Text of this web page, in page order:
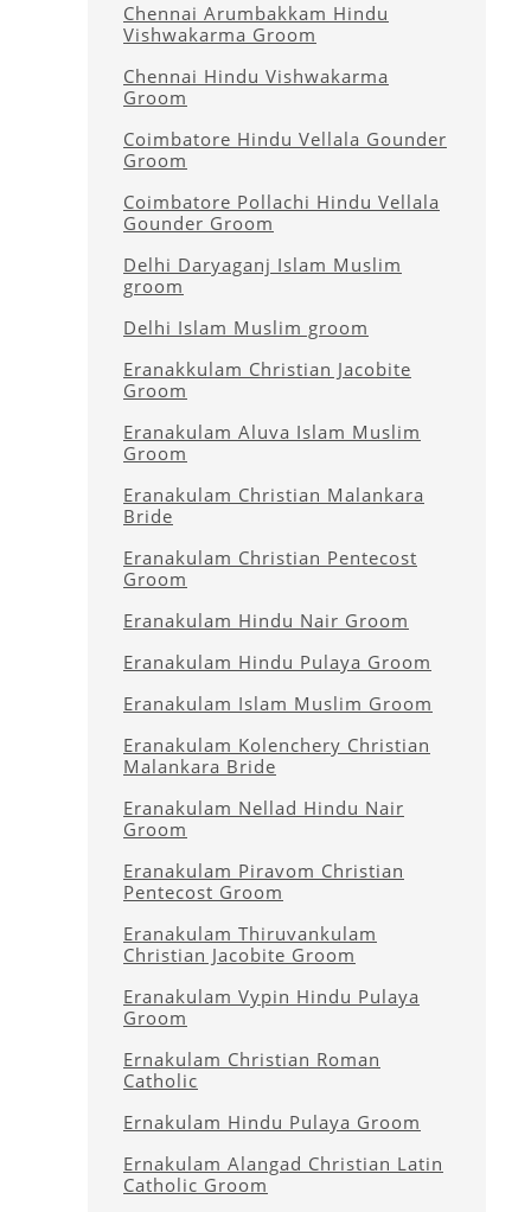
Chennai Arumbakkam Hindu
Vishwakarma Groom
Chennai Hindu Vishwakarma
Groom
Coimbatore Hindu Vellala Gounder
Groom
Coimbatore Pollachi Hindu Vellala
Gounder Groom
Delhi Daryaganj Islam Muslim
groom
Delhi Islam Muslim groom
Eranakkulam Christian Jacobite
Groom
Eranakulam Aluva Islam Muslim
Groom
Eranakulam Christian Malankara
Bride
Eranakulam Christian Pentecost
Groom
Eranakulam Hindu Nair Groom
Eranakulam Hindu Pulaya Groom
Eranakulam Islam Muslim Groom
Eranakulam Kolenchery Christian
Malankara Bride
Eranakulam Nellad Hindu Nair
Groom
Eranakulam Piravom Christian
Pentecost Groom
Eranakulam Thiruvankulam
Christian Jacobite Groom
Eranakulam Vypin Hindu Pulaya
Groom
Ernakulam Christian Roman
Catholic
Ernakulam Hindu Pulaya Groom
Ernakulam Alangad Christian Latin
Catholic Groom